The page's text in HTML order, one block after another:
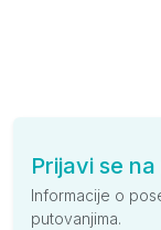
Prijavi se
Informacije o
putovanjima.